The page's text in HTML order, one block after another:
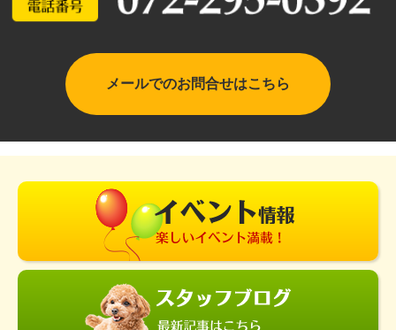
メールでのお問合せはこちら